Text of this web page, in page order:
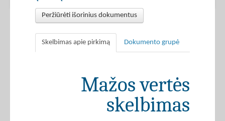
Peržiūrėti išorinius dokumentus
Skelbimas apie pirkimą Dokumento grupė
Mažos vertės
skelbimas